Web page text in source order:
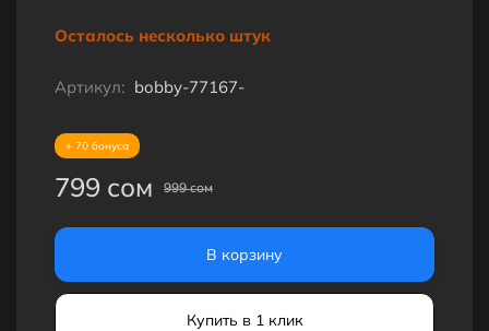
Осталось несколько штук
Артикул: bobby-77167-
+ 70 бонуса
799 сом 999 сом
В корзину
Купить в 1 клик